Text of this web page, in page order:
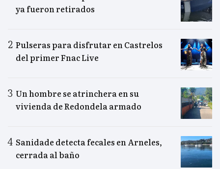
ya fueron retirados
Pulseras para disfrutar en Castrelos
del primer Fnac Live
Un hombre se atrinchera en su
vivienda de Redondela armado
Sanidade detecta fecales en Arneles,
cerrada al baño